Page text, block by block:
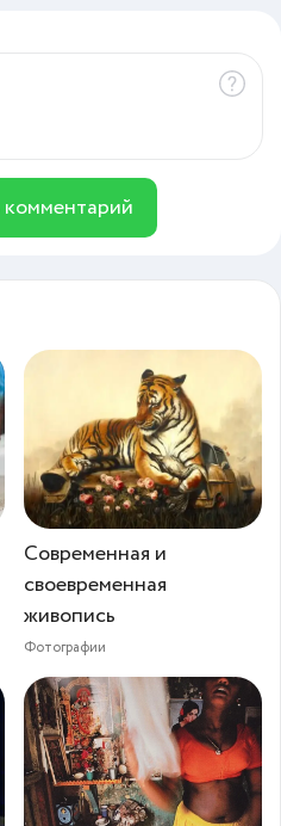
Современная и
своевременная
живопись
Фотографии